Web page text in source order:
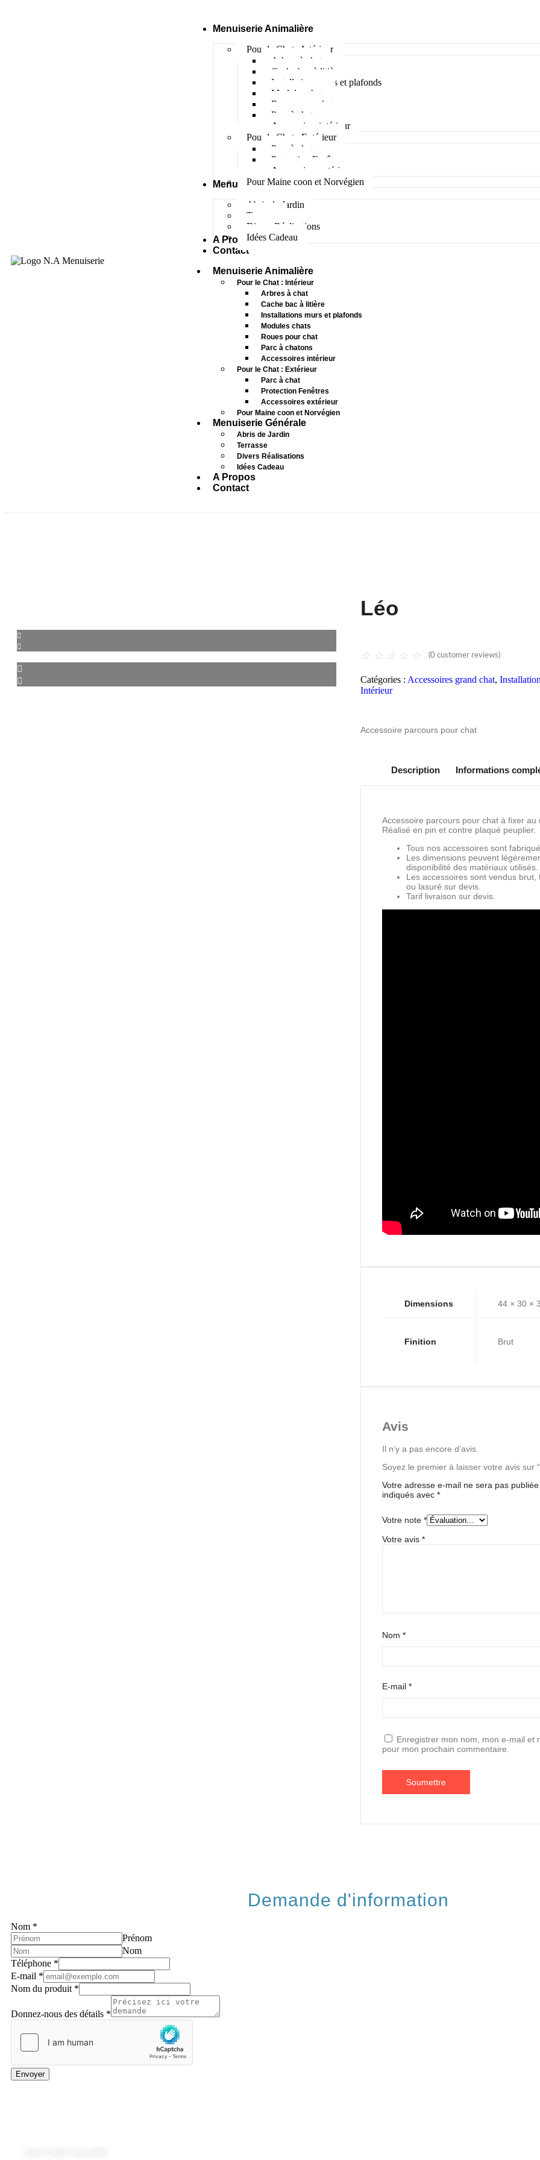
Menuiserie Animalière
Pour le Chat : Intérieur
Arbres à chat
Cache bac à litière
Installations murs et plafonds
Modules chats
Roues pour chat
Parc à chatons
Accessoires intérieur
Pour le Chat : Extérieur
Parc à chat
Protection Fenêtres
Accessoires extérieur
Pour Maine coon et Norvégien
Menuiserie Générale
Abris de Jardin
Terrasse
Divers Réalisations
Idées Cadeau
A Propos
Contact
Menuiserie Animalière
Pour le Chat : Intérieur
Arbres à chat
Cache bac à litière
Installations murs et plafonds
Modules chats
Roues pour chat
Parc à chatons
Accessoires intérieur
Pour le Chat : Extérieur
Parc à chat
Protection Fenêtres
Accessoires extérieur
Pour Maine coon et Norvégien
Menuiserie Générale
Abris de Jardin
Terrasse
Divers Réalisations
Idées Cadeau
A Propos
Contact
Léo
☆ ☆ ☆ ☆ ☆ (0 customer reviews)
Catégories : Accessoires grand chat,
Intérieur
Accessoire parcours pour chat
Description Informations
Accessoire parcours pour chat à fixer au
Réalisé en pin et contre plaqué peuplier.
Tous nos accessoires sont
Les dimensions peuvent
disponibilité des matériaux utilisés.
Les accessoires sont vendus
ou lasuré sur devis.
Tarif livraison sur devis.
Dimensions 44 × 30 ×
Finition Brut
Avis
Il n’y a pas encore d’avis.
Soyez le premier à laisser votre avis sur
Votre adresse e-mail ne sera pas publiée.
indiqués avec *
Votre note *
Votre avis *
Nom *
E-mail *
Enregistrer mon nom, mon e-mail et
pour mon prochain commentaire.
Demande d'information
Nom *
Prénom
Nom
Téléphone *
E-mail *
Nom du produit *
Donnez-nous des détails *
Envoyer